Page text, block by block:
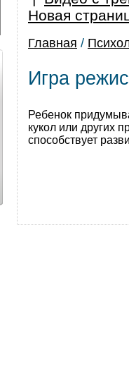
Новая
Главная /
Игра
Ребенок
кукол или других
способствует